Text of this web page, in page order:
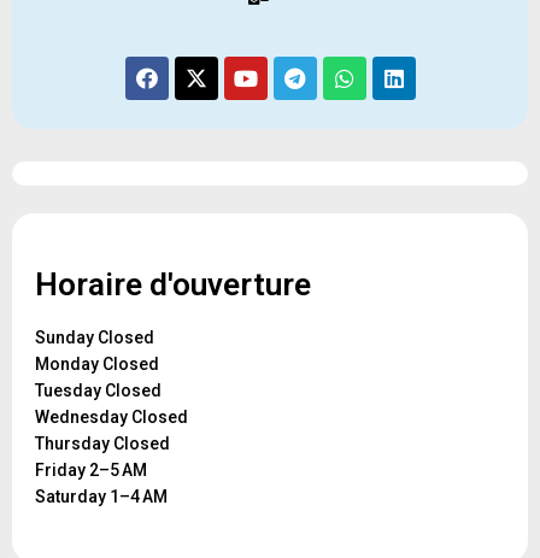
Horaire d'ouverture
Sunday Closed
Monday Closed
Tuesday Closed
Wednesday Closed
Thursday Closed
Friday 2–5 AM
Saturday 1–4 AM